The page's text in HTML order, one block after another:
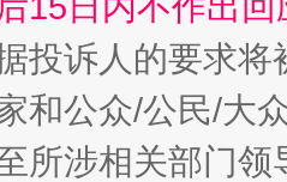
投诉人的要求将
和公众/公民/大
所涉相关部门